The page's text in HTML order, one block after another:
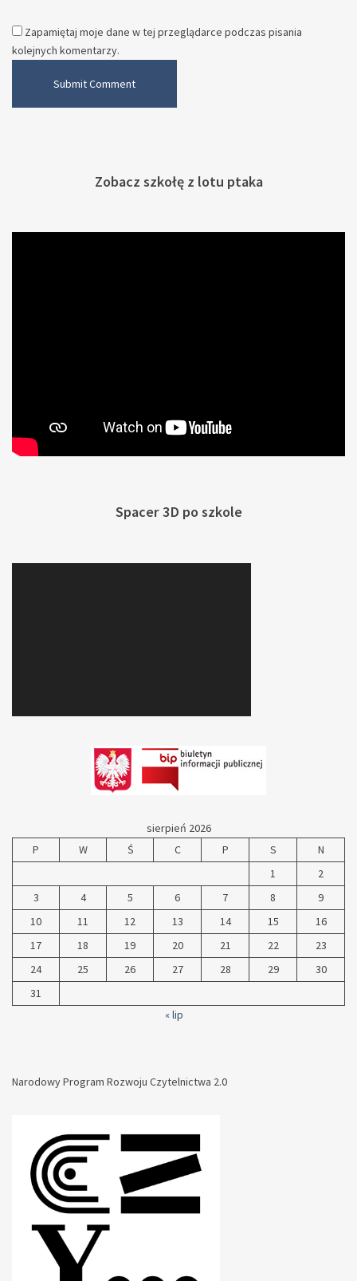
Zapamiętaj moje dane w tej przeglądarce podczas pisania
kolejnych komentarzy.
Zobacz szkołę z lotu ptaka
Spacer 3D po szkole
sierpień 2026
P
W Ś C P S
N
1
2
3
4 5 6 7 8
9
10
11 12 13 14 15
16
17
18 19 20 21 22
23
24
25 26 27 28 29
30
31
« lip
Narodowy Program Rozwoju Czytelnictwa 2.0